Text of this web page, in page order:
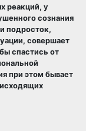
реакций, у
сознания
подросток,
совершает
спастись от
при этом бывает